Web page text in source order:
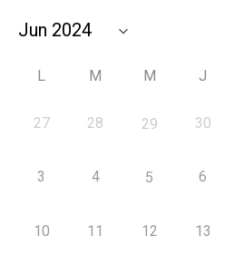
L M M J
27 28 29 30
3 4 5 6
10 11 12 13